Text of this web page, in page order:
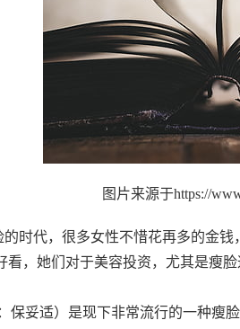
图片来源于https://
代，很多女性不惜花再多的金钱
看，她们对于美容投资，尤其是瘦
妥适）是现下非常流行的一种瘦